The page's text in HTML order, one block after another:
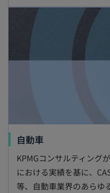
い
タ
ブ
自動車
し
い
タ
KPMGコンサルティング
における実績を基に、
等、自動車業界のあらゆ